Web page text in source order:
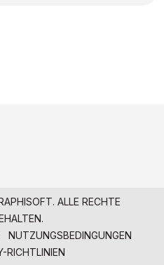
ALLE RECHTE
NUTZUNGSBEDINGUNGEN
RICHTLINIEN